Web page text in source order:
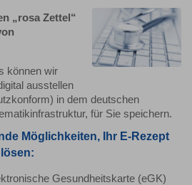
„rosa Zettel“
können wir
ausstellen
in dem deutschen
für Sie speichern.
Möglichkeiten, Ihr E-Rezept
Gesundheitskarte (eGK)